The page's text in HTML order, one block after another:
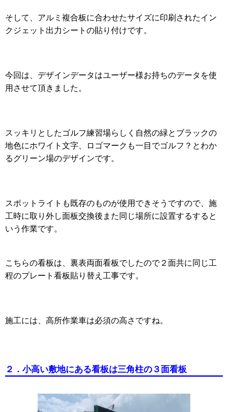
そして、アルミ複合板に合わせたサイズに印刷されたイン
クジェット出力シートの貼り付けです。
今回は、デザインデータはユーザー様お持ちのデータを使
用させて頂きました。
スッキリとしたゴルフ練習場らしく自然の緑とブラックの
地色にホワイト文字、ロゴマークも一目でゴルフ？とわか
るグリーン場のデザインです。
スポットライトも既存のものが使用できそうですので、施
工時に取り外し面板交換後また同じ場所に設置するすると
いう作業です。
こちらの看板は、裏表両面看板でしたので２面共に同じ工
程のプレート看板貼り替え工事です。
施工には、高所作業車は必須の高さですね。
２．小高い敷地にある看板は三角柱の３面看板